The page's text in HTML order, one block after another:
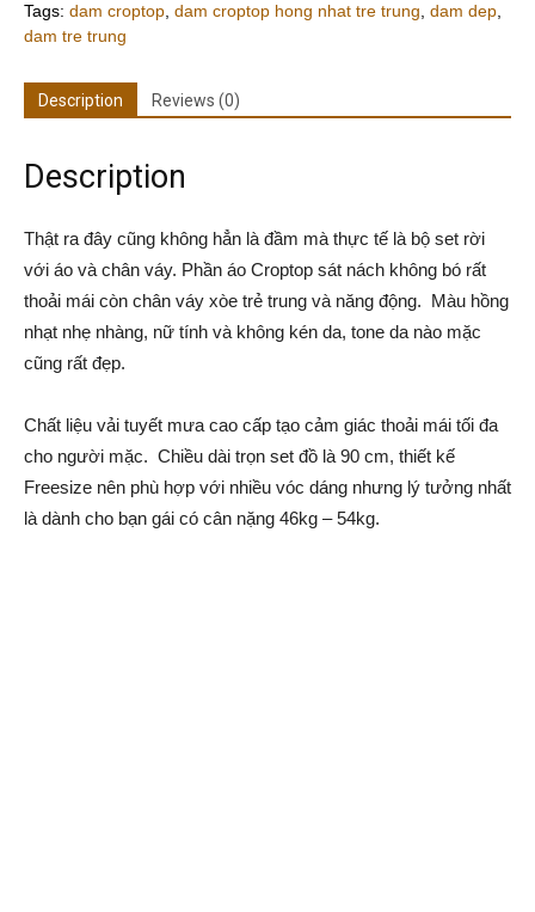
Tags: dam croptop, dam croptop hong nhat tre trung, dam dep,
dam tre trung
Description Reviews (0)
Description
Thật ra đây cũng không hẳn là đầm mà thực tế là bộ set rời
với áo và chân váy. Phần áo Croptop sát nách không bó rất
thoải mái còn chân váy xòe trẻ trung và năng động. Màu hồng
nhạt nhẹ nhàng, nữ tính và không kén da, tone da nào mặc
cũng rất đẹp.
Chất liệu vải tuyết mưa cao cấp tạo cảm giác thoải mái tối đa
cho người mặc. Chiều dài trọn set đồ là 90 cm, thiết kế
Freesize nên phù hợp với nhiều vóc dáng nhưng lý tưởng nhất
là dành cho bạn gái có cân nặng 46kg – 54kg.